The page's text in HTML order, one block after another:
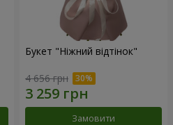
Букет "Ніжний відтінок"
4 656 грн
Замовити